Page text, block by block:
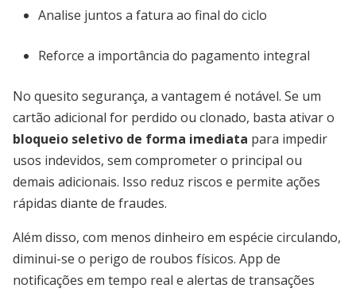
Analise juntos a fatura ao final do ciclo
Reforce a importância do pagamento integral
No quesito segurança, a vantagem é notável. Se um
cartão adicional for perdido ou clonado, basta ativar o
bloqueio seletivo de forma imediata para impedir
usos indevidos, sem comprometer o principal ou
demais adicionais. Isso reduz riscos e permite ações
rápidas diante de fraudes.
Além disso, com menos dinheiro em espécie circulando,
diminui-se o perigo de roubos físicos. App de
notificações em tempo real e alertas de transações